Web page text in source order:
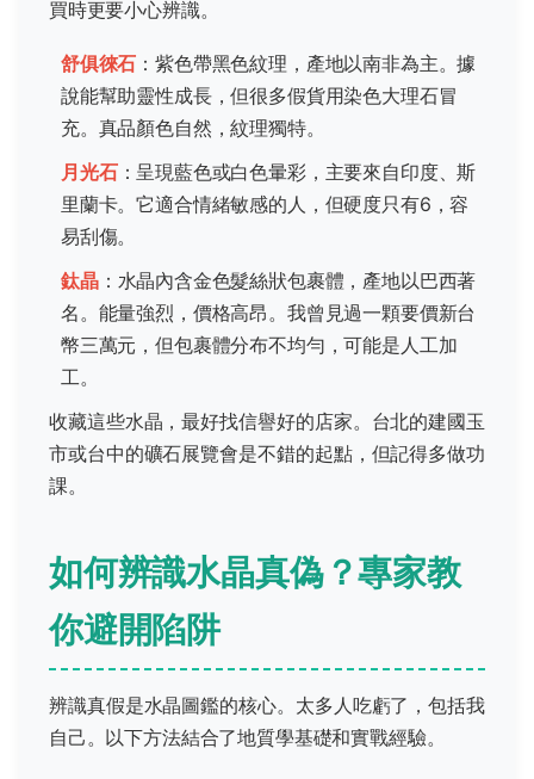
買時更要小心辨識。
舒俱徠石 ：紫色帶黑色紋理，產地以南非為主。據
說能幫助靈性成長，但很多假貨用染色大理石冒
充。真品顏色自然，紋理獨特。
月光石：呈現藍色或白色暈彩，主要來自印度、斯
里蘭卡。它適合情緒敏感的人，但硬度只有6，容
易刮傷。
鈦晶：水晶內含金色髮絲狀包裹體，產地以巴西著
名。能量強烈，價格高昂。我曾見過一顆要價新台
幣三萬元，但包裹體分布不均勻，可能是人工加
工。
收藏這些水晶，最好找信譽好的店家。台北的建國玉
市或台中的礦石展覽會是不錯的起點，但記得多做功
課。
如何辨識水晶真偽？專家教
你避開陷阱
辨識真假是水晶圖鑑的核心。太多人吃虧了，包括我
自己。以下方法結合了地質學基礎和實戰經驗。